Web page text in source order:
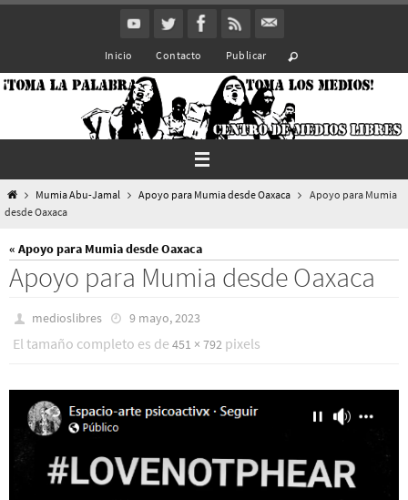
Inicio Contacto Publicar
InicioMumia Abu-Jamal Apoyo para Mumia desde Oaxaca
Apoyo para Mumia
desde Oaxaca
« Apoyo para Mumia desde Oaxaca
Apoyo para Mumia desde Oaxaca
medioslibres 9 mayo, 2023
El tamaño completo es de 451 × 792 pixels